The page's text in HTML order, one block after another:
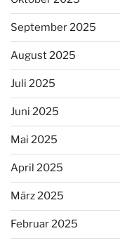
September 2025
August 2025
Juli 2025
Juni 2025
Mai 2025
April 2025
März 2025
Februar 2025